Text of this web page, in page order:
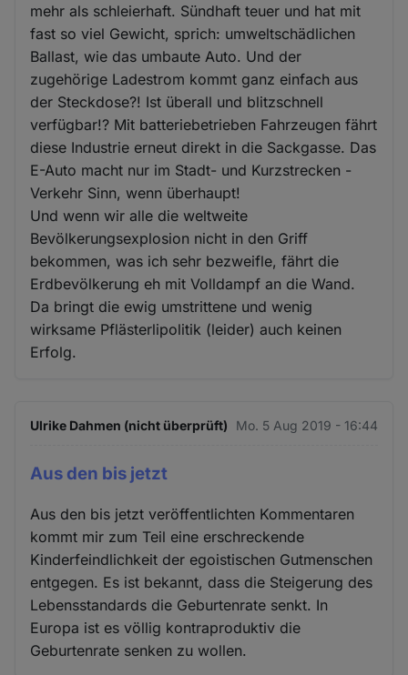
mehr als schleierhaft. Sündhaft teuer und hat mit
fast so viel Gewicht, sprich: umweltschädlichen
Ballast, wie das umbaute Auto. Und der
zugehörige Ladestrom kommt ganz einfach aus
der Steckdose?! Ist überall und blitzschnell
verfügbar!? Mit batteriebetrieben Fahrzeugen fährt
diese Industrie erneut direkt in die Sackgasse. Das
E-Auto macht nur im Stadt- und Kurzstrecken -
Verkehr Sinn, wenn überhaupt!
Und wenn wir alle die weltweite
Bevölkerungsexplosion nicht in den Griff
bekommen, was ich sehr bezweifle, fährt die
Erdbevölkerung eh mit Volldampf an die Wand.
Da bringt die ewig umstrittene und wenig
wirksame Pflästerlipolitik (leider) auch keinen
Erfolg.
Ulrike Dahmen (nicht überprüft) Mo. 5 Aug 2019 - 16:44
Aus den bis jetzt
Aus den bis jetzt veröffentlichten Kommentaren
kommt mir zum Teil eine erschreckende
Kinderfeindlichkeit der egoistischen Gutmenschen
entgegen. Es ist bekannt, dass die Steigerung des
Lebensstandards die Geburtenrate senkt. In
Europa ist es völlig kontraproduktiv die
Geburtenrate senken zu wollen.